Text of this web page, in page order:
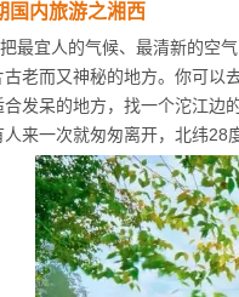
国内旅游之湘西
把最宜人的气候、最清新的空
古老而又神秘的地方。你可以
合发呆的地方，找一个沱江边
来一次就匆匆离开，北纬28